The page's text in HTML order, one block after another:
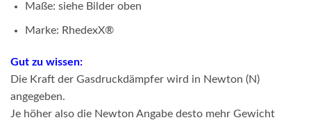
Maße: siehe Bilder oben
Marke: RhedexX®
Gut zu wissen:
Die Kraft der Gasdruckdämpfer wird in Newton (N)
angegeben.
Je höher also die Newton Angabe desto mehr Gewicht